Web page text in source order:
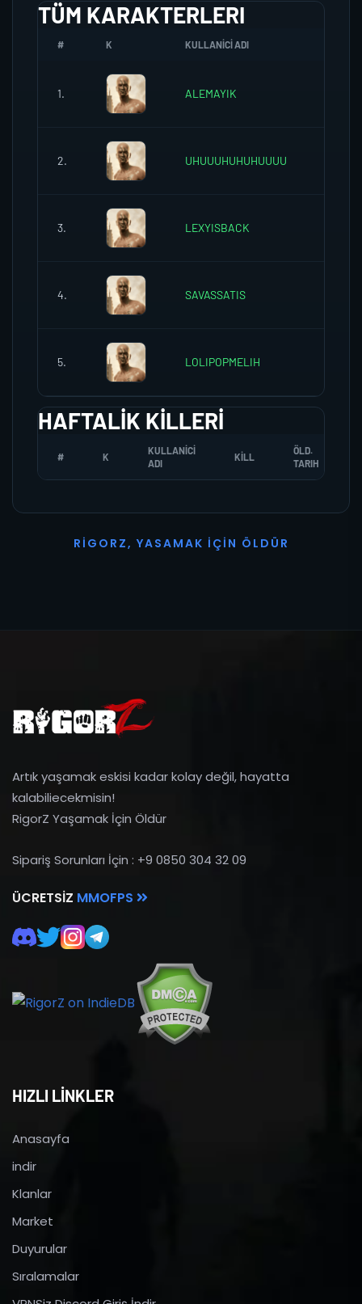
TÜM KARAKTERLERI
# K KULLANICI ADI
1. ALEMAYIK
2. UHUUUHUHUHUUUU
3. LEXYISBACK
4. SAVASSATIS
5. LOLIPOPMELIH
HAFTALIK KILLERI
# K
KULLANICI
ADI
KILL
ÖLD.
TARIH
R I G O R Z, YASAMAK İ ÇI N Ö L D Ü R
Artık yaşamak eskisi kadar kolay değil, hayatta
kalabiliecekmisin!
RigorZ Yaşamak İçin Öldür
Sipariş Sorunları İçin : +9 0850 304 32 09
ÜCRETSIZ MMOFPS
HIZLI LİNKLER
Anasayfa
indir
Klanlar
Market
Duyurular
Sıralamalar